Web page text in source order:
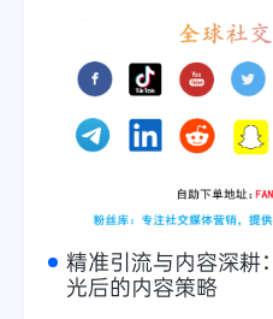
精准引流与内容深耕
光后的内容策略